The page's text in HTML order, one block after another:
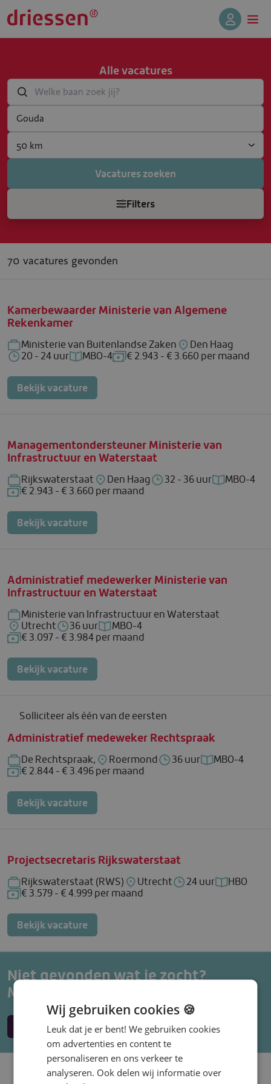
Alle vacatures
Welke baan zoek jij?
Jouw plaats of postcode...
SearchRadius
Filters
Vacatures zoeken
70 vacatures gevonden
Kamerbewaarder Ministerie van Algemene
Rekenkamer
Bedrijf: Ministerie van Buitenlandse Zaken
Ministerie van Buitenlandse ZakenLocatie: Den Haag
Den Haag
Uren per week: 20 - 24 uur
20 - 24 uurFunctieniveau: MBO-4
MBO-4Salaris: € 2.943 - € 3.660 per
€ 2.943 - € 3.660 per maand
Bekijk vacature
Managementondersteuner Ministerie van
Infrastructuur en Waterstaat
Bedrijf: Rijkswaterstaat
RijkswaterstaatLocatie: Den Haag
Den HaagUren per week: 32 - 36
32 - 36 uur MBO-4
Salaris: € 2.943 - € 3.660 per maand
€ 2.943 - € 3.660 per maand
Bekijk vacature
Administratief medewerker Ministerie van
Infrastructuur en Waterstaat
Bedrijf: Ministerie van Infrastructuur en Waterstaat
Ministerie van Infrastructuur en Waterstaat
Locatie: Utrecht
UtrechtUren per week: 36 uur
36 uurFunctieniveau: MBO-4
MBO-4
Salaris: € 3.097 - € 3.984 per maand
€ 3.097 - € 3.984 per maand
Bekijk vacature
Solliciteer als één van de eersten
Administratief medeweker Rechtspraak
Bedrijf: De Rechtspraak,
De Rechtspraak,Locatie: Roermond
RoermondUren per week: 36 uur
36 uur MBO-4
Salaris: € 2.844 - € 3.496 per maand
€ 2.844 - € 3.496 per maand
Bekijk vacature
Projectsecretaris Rijkswaterstaat
Bedrijf: Rijkswaterstaat (RWS)
Rijkswaterstaat (RWS)Locatie: Utrecht
UtrechtUren per week: 24
24 uur HBO
Salaris: € 3.579 - € 4.999 per maand
€ 3.579 - € 4.999 per maand
Bekijk vacature
Niet gevonden wat je zocht?
Maak een vacature alert aan.
Maak een alert
Populaire vacature
Wij gebruiken cookies 🍪
Leuk dat je er bent! We gebruiken cookies
om advertenties en content te
personaliseren en ons verkeer te
analyseren. Ook delen wij informatie over